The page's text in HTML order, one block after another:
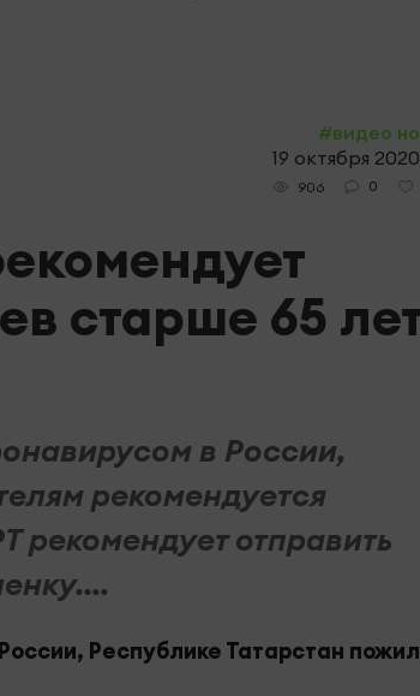
#видео
19 октября
906 0
старше 65
в России,
рекомендуется
рекомендует отправить
Республике Татарстан